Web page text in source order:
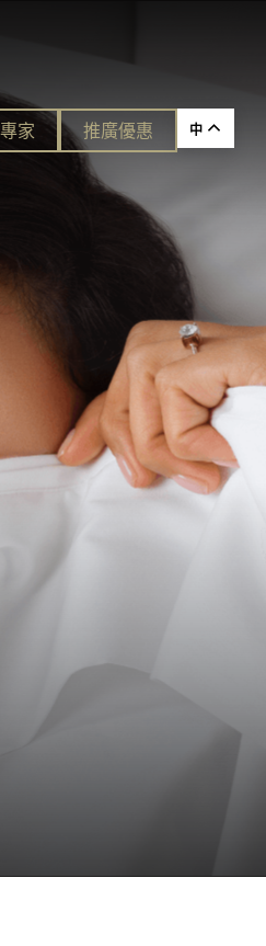
的酣睡時光。
家​ 推廣優惠 中